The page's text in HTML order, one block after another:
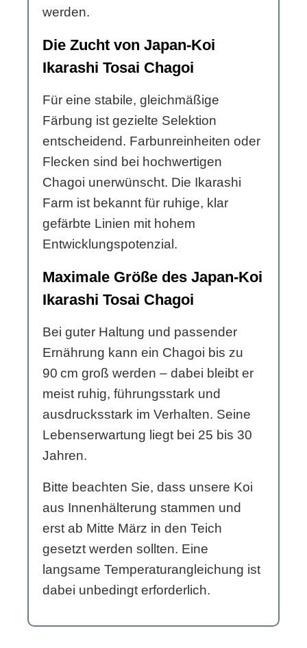
werden.
Die Zucht von Japan-Koi
Ikarashi Tosai Chagoi
Für eine stabile, gleichmäßige
Färbung ist gezielte Selektion
entscheidend. Farbunreinheiten oder
Flecken sind bei hochwertigen
Chagoi unerwünscht. Die Ikarashi
Farm ist bekannt für ruhige, klar
gefärbte Linien mit hohem
Entwicklungspotenzial.
Maximale Größe des Japan-Koi
Ikarashi Tosai Chagoi
Bei guter Haltung und passender
Ernährung kann ein Chagoi bis zu
90 cm groß werden – dabei bleibt er
meist ruhig, führungsstark und
ausdrucksstark im Verhalten. Seine
Lebenserwartung liegt bei 25 bis 30
Jahren.
Bitte beachten Sie, dass unsere Koi
aus Innenhälterung stammen und
erst ab Mitte März in den Teich
gesetzt werden sollten. Eine
langsame Temperaturangleichung ist
dabei unbedingt erforderlich.